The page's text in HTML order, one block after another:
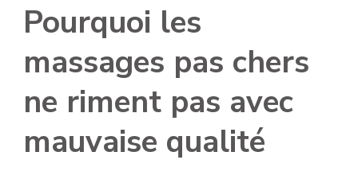
Pourquoi les
massages pas chers
ne riment pas avec
mauvaise qualité